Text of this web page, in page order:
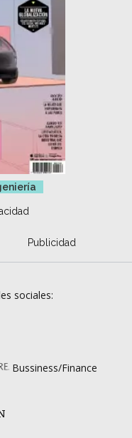
Publicidad
sociales:
Bussiness/Finance